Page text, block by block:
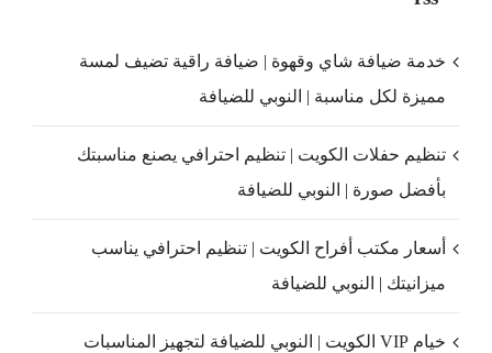
خدمة ضيافة شاي وقهوة | ضيافة راقية تضيف لمسة
مميزة لكل مناسبة | النوبي للضيافة
تنظيم حفلات الكويت | تنظيم احترافي يصنع مناسبتك
بأفضل صورة | النوبي للضيافة
أسعار مكتب أفراح الكويت | تنظيم احترافي يناسب
ميزانيتك | النوبي للضيافة
خيام VIP الكويت | النوبي للضيافة لتجهيز المناسبات